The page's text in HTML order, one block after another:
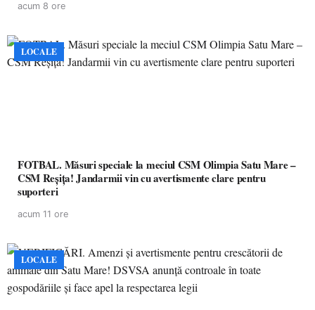
acum 8 ore
LOCALE
FOTBAL. Măsuri speciale la meciul CSM Olimpia Satu Mare –
CSM Reșița! Jandarmii vin cu avertismente clare pentru
suporteri
acum 11 ore
LOCALE